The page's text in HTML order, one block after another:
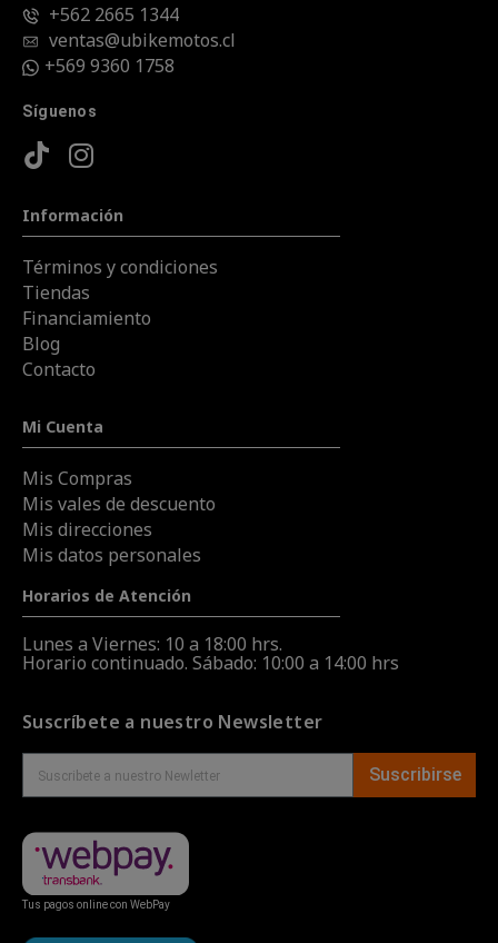
+562 2665 1344
ventas@ubikemotos.cl
+569 9360 1758
Síguenos
Información
Términos y condiciones
Tiendas
Financiamiento
Blog
Contacto
Mi Cuenta
Mis Compras
Mis vales de descuento
Mis direcciones
Mis datos personales
Horarios de Atención
Lunes a Viernes: 10 a 18:00 hrs.
Horario continuado. Sábado: 10:00 a 14:00 hrs
Suscríbete a nuestro Newsletter
Suscribirse
Tus pagos online con WebPay